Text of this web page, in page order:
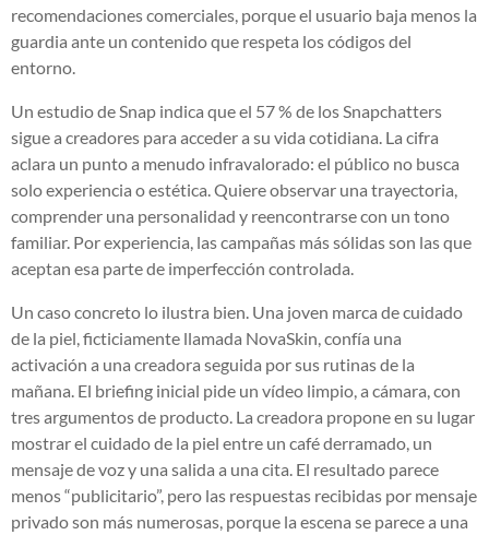
recomendaciones comerciales, porque el usuario baja menos la
guardia ante un contenido que respeta los códigos del
entorno.
Un estudio de Snap indica que el 57 % de los Snapchatters
sigue a creadores para acceder a su vida cotidiana. La cifra
aclara un punto a menudo infravalorado: el público no busca
solo experiencia o estética. Quiere observar una trayectoria,
comprender una personalidad y reencontrarse con un tono
familiar. Por experiencia, las campañas más sólidas son las que
aceptan esa parte de imperfección controlada.
Un caso concreto lo ilustra bien. Una joven marca de cuidado
de la piel, ficticiamente llamada NovaSkin, confía una
activación a una creadora seguida por sus rutinas de la
mañana. El briefing inicial pide un vídeo limpio, a cámara, con
tres argumentos de producto. La creadora propone en su lugar
mostrar el cuidado de la piel entre un café derramado, un
mensaje de voz y una salida a una cita. El resultado parece
menos “publicitario”, pero las respuestas recibidas por mensaje
privado son más numerosas, porque la escena se parece a una